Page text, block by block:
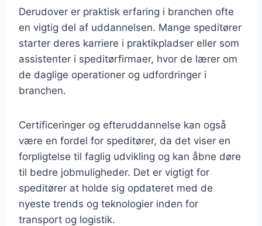
Derudover er praktisk erfaring i branchen ofte
en vigtig del af uddannelsen. Mange speditører
starter deres karriere i praktikpladser eller som
assistenter i speditørfirmaer, hvor de lærer om
de daglige operationer og udfordringer i
branchen.
Certificeringer og efteruddannelse kan også
være en fordel for speditører, da det viser en
forpligtelse til faglig udvikling og kan åbne døre
til bedre jobmuligheder. Det er vigtigt for
speditører at holde sig opdateret med de
nyeste trends og teknologier inden for
transport og logistik.